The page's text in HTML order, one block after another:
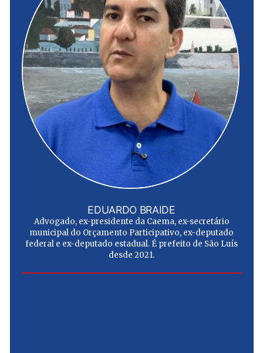
EDUARDO BRAIDE
Advogado, ex-presidente da Caema, ex-secretário
municipal do Orçamento Participativo, ex-deputado
federal e ex-deputado estadual. É prefeito de São Luís
desde 2021.